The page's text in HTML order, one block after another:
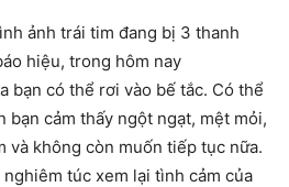
ảnh trái tim đang bị 3 thanh
hiệu, trong hôm nay
bạn có thể rơi vào bế tắc. Có thể
bạn cảm thấy ngột ngạt, mệt mỏi,
và không còn muốn tiếp tục nữa.
túc xem lại tình cảm của